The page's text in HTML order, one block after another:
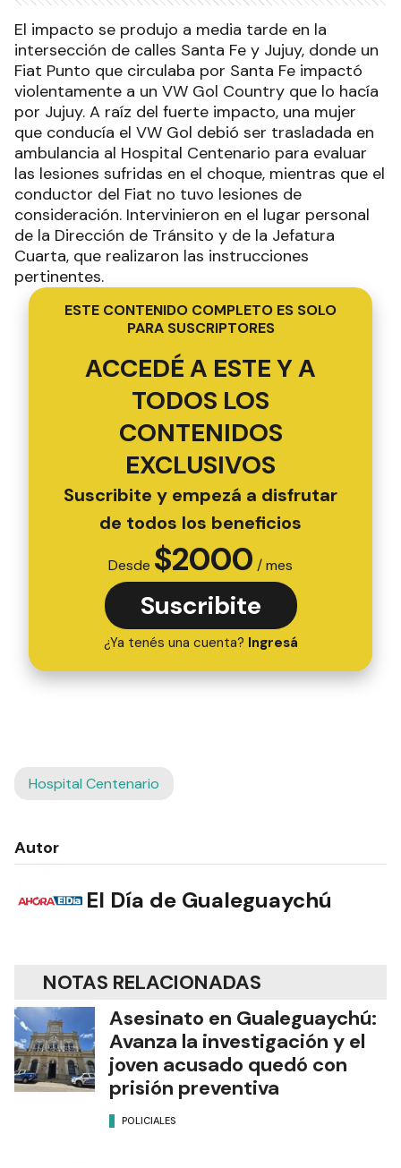
El impacto se produjo a media tarde en la
intersección de calles Santa Fe y Jujuy, donde un
Fiat Punto que circulaba por Santa Fe impactó
violentamente a un VW Gol Country que lo hacía
por Jujuy. A raíz del fuerte impacto, una mujer
que conducía el VW Gol debió ser trasladada en
ambulancia al Hospital Centenario para evaluar
las lesiones sufridas en el choque, mientras que el
conductor del Fiat no tuvo lesiones de
consideración. Intervinieron en el lugar personal
de la Dirección de Tránsito y de la Jefatura
Cuarta, que realizaron las instrucciones
pertinentes.
ESTE CONTENIDO COMPLETO ES SOLO
PARA SUSCRIPTORES
ACCEDÉ A ESTE Y A
TODOS LOS
CONTENIDOS
EXCLUSIVOS
Suscribite y empezá a disfrutar
de todos los beneficios
Desde $2000 / mes
Suscribite
¿Ya tenés una cuenta? Ingresá
Hospital Centenario
Autor
El Día de Gualeguaychú
NOTAS RELACIONADAS
Asesinato en Gualeguaychú:
Avanza la investigación y el
joven acusado quedó con
prisión preventiva
POLICIALES